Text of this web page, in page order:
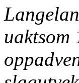
uaktsom